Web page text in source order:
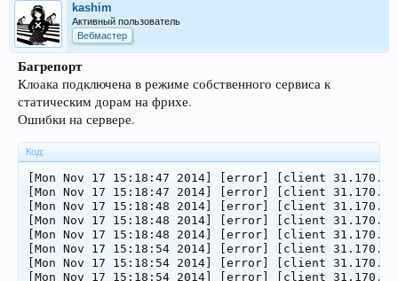
kashim
Активный пользователь
Вебмастер
Багрепорт
Клоака подключена в режиме собственного сервиса к
статическим дорам на фрихе.
Ошибки на сервере.
Код:
[Mon Nov 17 15:18:47 2014] [error] [client
[Mon Nov 17 15:18:47 2014] [error] [client
[Mon Nov 17 15:18:48 2014] [error] [client
[Mon Nov 17 15:18:48 2014] [error] [client
[Mon Nov 17 15:18:48 2014] [error] [client
[Mon Nov 17 15:18:54 2014] [error] [client
[Mon Nov 17 15:18:54 2014] [error] [client
[Mon Nov 17 15:18:54 2014] [error] [client